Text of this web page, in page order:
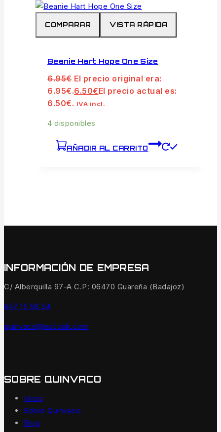
COMPARAR VISTA RÁPIDA
Beanie Hart Hope One Size
6.95€ El precio original era:
6.95€.6.50€El precio actual es:
6.50€. IVA incl.
4 disponibles
AÑADIR AL CARRITO
INFORMACIÓN DE EMPRESA
C/ Alberquilla 97-A C.P: 06470 Guareña (Badajoz)
647 15 56 54
quinvaco@outlook.com
SOBRE QUINVACO
Inicio
Sobre Quinvaco
Blog